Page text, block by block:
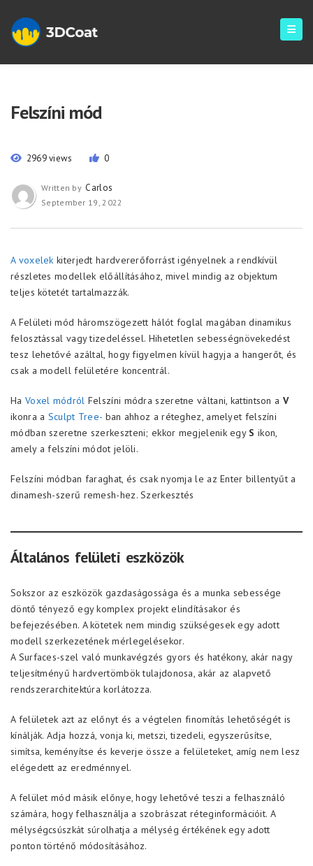
Felszíni mód
2969 views 0
Written by Carlos
September 19, 2022
A voxelek kiterjedt hardvererőforrást igényelnek a rendkívül
részletes modellek előállításához, mivel mindig az objektum
teljes kötetét tartalmazzák.
A Felületi mód háromszögezett hálót foglal magában dinamikus
felosztással vagy tizedeléssel. Hihetetlen sebességnövekedést
tesz lehetővé azáltal, hogy figyelmen kívül hagyja a hangerőt, és
csak a modell felületére koncentrál.
Ha Voxel módról Felszíni módra szeretne váltani, kattintson a V
ikonra a Sculpt Tree- ban ahhoz a réteghez, amelyet felszíni
módban szeretne szerkeszteni; ekkor megjelenik egy S ikon,
amely a felszíni módot jelöli.
Felszíni módban faraghat, és csak nyomja le az Enter billentyűt a
dinamesh-szerű remesh-hez. Szerkesztés
Általános felületi eszközök
Sokszor az eszközök gazdaságossága és a munka sebessége
döntő tényező egy komplex projekt elindításakor és
befejezésében. A kötetek nem mindig szükségesek egy adott
modell szerkezetének mérlegelésekor.
A Surfaces-szel való munkavégzés gyors és hatékony, akár nagy
teljesítményű hardvertömbök tulajdonosa, akár az alapvető
rendszerarchitektúra korlátozza.
A felületek azt az előnyt és a végtelen finomítás lehetőségét is
kínálják. Adja hozzá, vonja ki, metszi, tizedeli, egyszerűsítse,
simítsa, keményítse és keverje össze a felületeket, amíg nem lesz
elégedett az eredménnyel.
A felület mód másik előnye, hogy lehetővé teszi a felhasználó
számára, hogy felhasználja a szobrászat réteginformációit. A
mélységcsúszkát súrolhatja a mélység értékének egy adott
ponton történő módosításához.